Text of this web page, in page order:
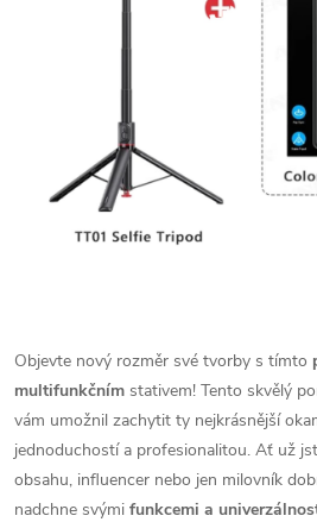
Objevte nový rozměr své tvorby s tímto
multifunkčním stativem! Tento skvělý
vám umožnil zachytit ty nejkrásnější
jednoduchostí a profesionalitou. Ať už
obsahu, influencer nebo jen milovník
nadchne svými funkcemi a